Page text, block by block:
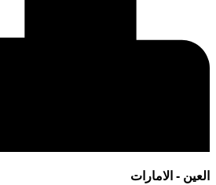
العين - الامارات